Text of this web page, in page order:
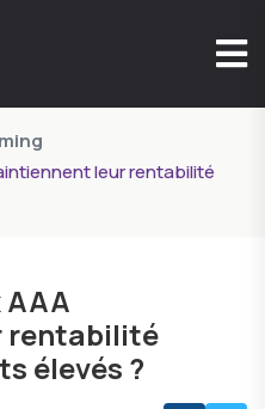
leur rentabilité
rentabilité
élevés ?